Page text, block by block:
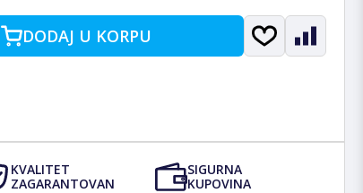
DODAJ U KORPU
KVALITET
ZAGARANTOVAN
SIGURNA
KUPOVINA